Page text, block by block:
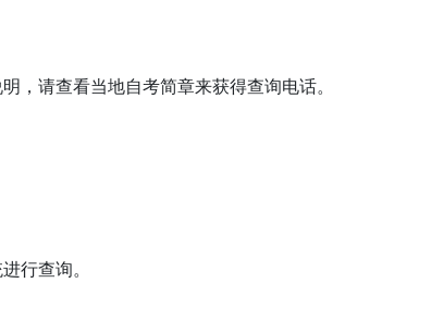
，请查看当地自考简章来获得查询电话。
行查询。